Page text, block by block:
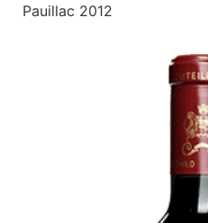
Pauillac 2012